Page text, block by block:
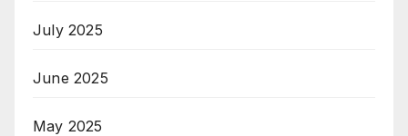
July 2025
June 2025
May 2025